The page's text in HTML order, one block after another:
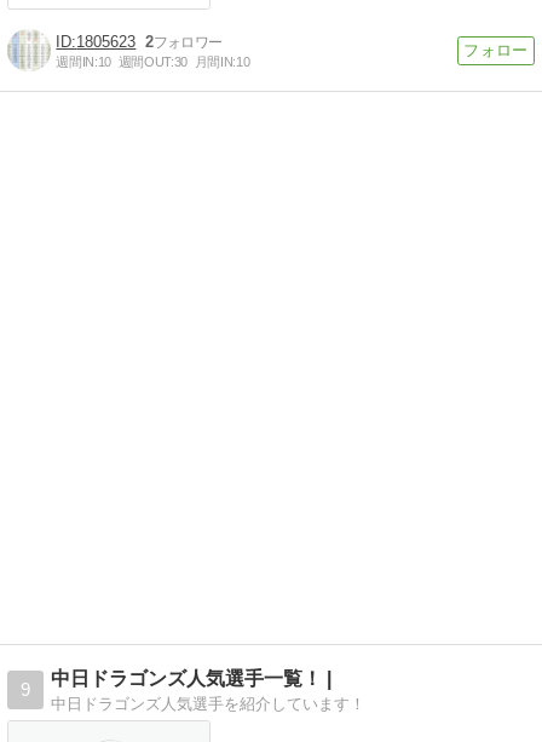
1805623 2
週間IN:10 週間OUT:30 月間IN:10
9
中日ドラゴンズ人気選手一覧！ |
中日ドラゴンズ人気選手を紹介しています！